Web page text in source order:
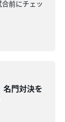
前にチェッ
名門対決を